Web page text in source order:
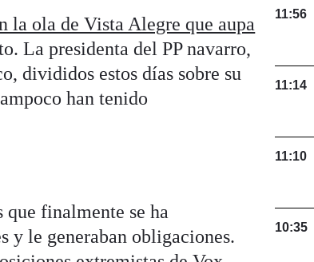
la ola de Vista Alegre que aupa
La presidenta del PP navarro,
divididos estos días sobre su
han tenido
finalmente se ha
y le generaban obligaciones.
11:56
11:14
11:10
10:35